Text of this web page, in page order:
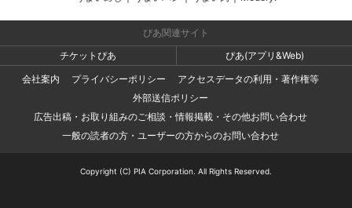
ぴあ関連サイト
チケットぴあ
ぴあ(アプリ&Web)
会社案内
プライバシーポリシー
アクセスデータの利用・著作権等
外部送信ポリシー
広告出稿・お取り組みのご相談・情報掲載・その他お問い合わせ
一般の読者の方・ユーザーの方からのお問い合わせ
Copyright (C) PIA Corporation. All Rights Reserved.